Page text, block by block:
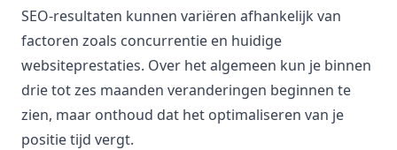
SEO-resultaten kunnen variëren afhankelijk van
factoren zoals concurrentie en huidige
websiteprestaties. Over het algemeen kun je binnen
drie tot zes maanden veranderingen beginnen te
zien, maar onthoud dat het optimaliseren van je
positie tijd vergt.